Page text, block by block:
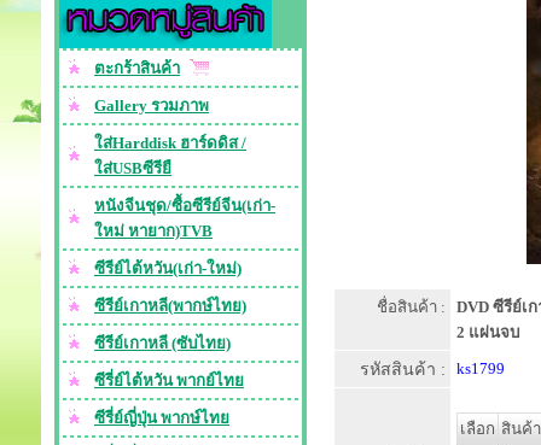
ตะกร้าสินค้า
Gallery รวมภาพ
ใส่Harddisk ฮาร์ดดิส /
ใส่USBซีรียื
หนังจีนชุด/ซื้อซีรีย์จีน(เก่า-
ใหม่ หายาก)TVB
ซีรีย์ไต้หวัน(เก่า-ใหม่)
ซีรีย์เกาหลี(พากษ์ไทย)
ซีรีย์เกาหลี (ซับไทย)
ซีรี่ย์ไต้หวัน พากย์ไทย
ซีรี่ย์ญี่ปุ่น พากษ์ไทย
ชื่อสินค้า :
DVD ซีรีย์เ
2 แผ่นจบ
รหัสสินค้า : ks1799
เลือก สินค้า